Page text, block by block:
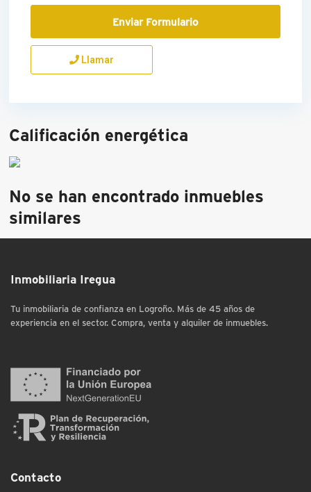
Llamar
Calificación energética
No se han encontrado inmuebles
similares
Inmobiliaria Iregua
Tu inmobiliaria de confianza en Logroño. Más de 45 años de
experiencia en el sector. Compra, venta y alquiler de inmuebles.
Contacto